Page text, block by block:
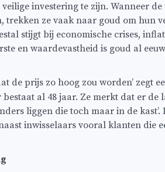
investering te zijn. Wanneer
ze vaak naar goud om hun
stijgt bij economische crises,
en waardevastheid is goud al
de prijs zo hoog zou worden’ zegt
al 48 jaar. Ze merkt dat er
liggen die toch maar in de
inwisselaars vooral klanten die